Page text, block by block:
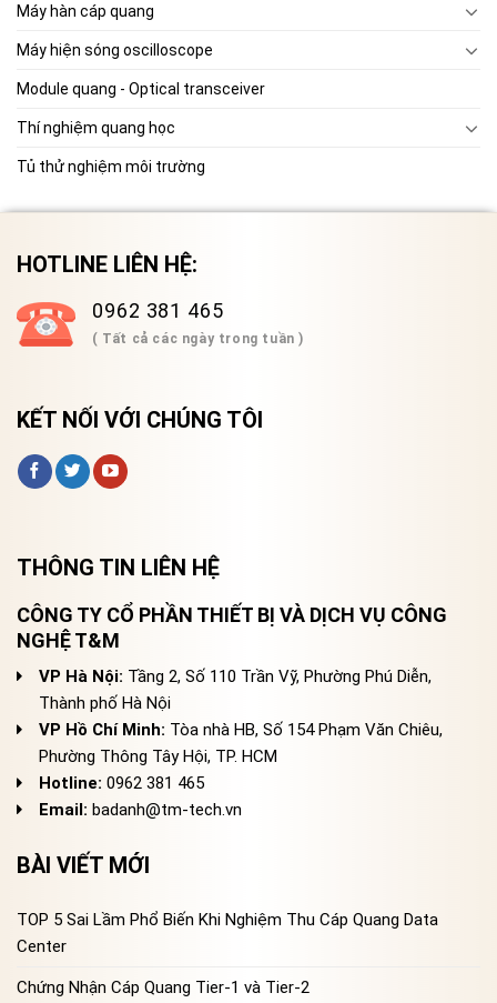
Máy hàn cáp quang
Máy hiện sóng oscilloscope
Module quang - Optical transceiver
Thí nghiệm quang học
Tủ thử nghiệm môi trường
HOTLINE LIÊN HỆ:
0962 381 465
( Tất cả các ngày trong tuần )
KẾT NỐI VỚI CHÚNG TÔI
THÔNG TIN LIÊN HỆ
CÔNG TY CỔ PHẦN THIẾT BỊ VÀ DỊCH VỤ CÔNG
NGHỆ T&M
VP Hà Nội: Tầng 2, Số 110 Trần Vỹ, Phường Phú Diễn,
Thành phố Hà Nội
VP Hồ Chí Minh: Tòa nhà HB, Số 154 Phạm Văn Chiêu,
Phường Thông Tây Hội, TP. HCM
Hotline: 0962 381 465
Email: badanh@tm-tech.vn
BÀI VIẾT MỚI
TOP 5 Sai Lầm Phổ Biến Khi Nghiệm Thu Cáp Quang Data
Center
Chứng Nhận Cáp Quang Tier-1 và Tier-2